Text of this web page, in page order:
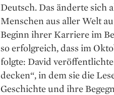
Deutsch. Das änderte sich
Menschen aus aller Welt
Beginn ihrer Karriere im
so erfolgreich, dass im
folgte: David
decken“, in dem sie die
Geschichte und ihre